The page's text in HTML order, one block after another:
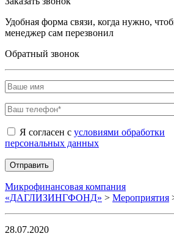
Удобная форма связи, когда нужно,
менеджер сам перезвонил
Обратный звонок
Я согласен с условиями обработки
персональных данных
Микрофинансовая компания
«ДАГЛИЗИНГФОНД» > Мероприятия
28.07.2020